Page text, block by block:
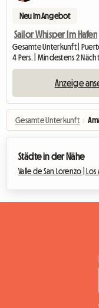
Neu im Angebot
Sailor Whisper Im Hafen
4 Pers. | Mindestens 2
Anzeige
Gesamte Unterkunft ›
Städte in der Nähe
Valle de San Lorenzo | Los